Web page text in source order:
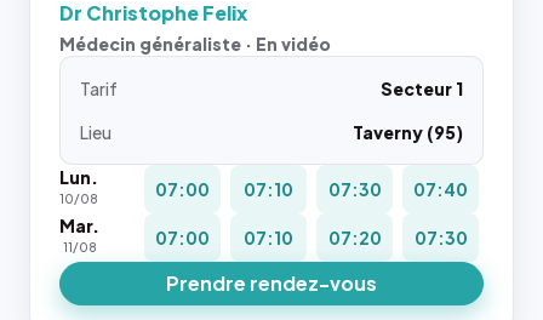
Dr Christophe Felix
Médecin généraliste · En vidéo
Tarif
Secteur 1
Lieu
Taverny (95)
Lun.
10/08 07:00 07:10 07:30
07:40
Mar.
11/08 07:00 07:10 07:20 07:30
Prendre rendez-vous